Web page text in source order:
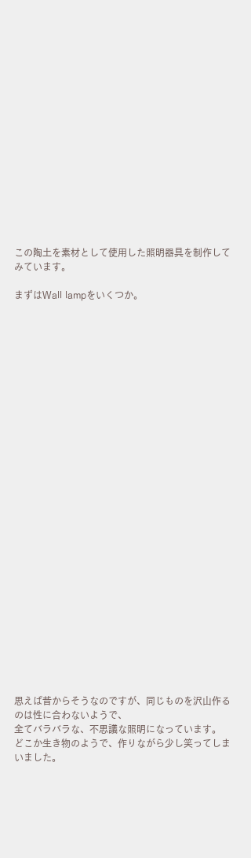
この陶土を素材として使用した照明器具を制作して
みています。
まずはWall lampをいくつか。
思えば昔からそうなのですが、同じものを沢山作る
のは性に合わないようで、
全てバラバラな、不思議な照明になっています。
どこか生き物のようで、作りながら少し笑ってしま
いました。